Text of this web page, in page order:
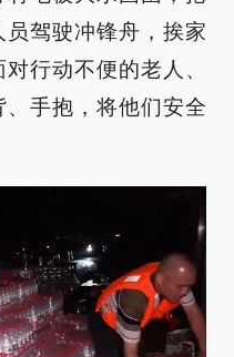
驾驶冲锋舟，挨家
行动不便的老人、
手抱，将他们安全